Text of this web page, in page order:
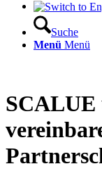
Suche
Menü Menü